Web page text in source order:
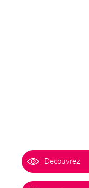
Decouvrez